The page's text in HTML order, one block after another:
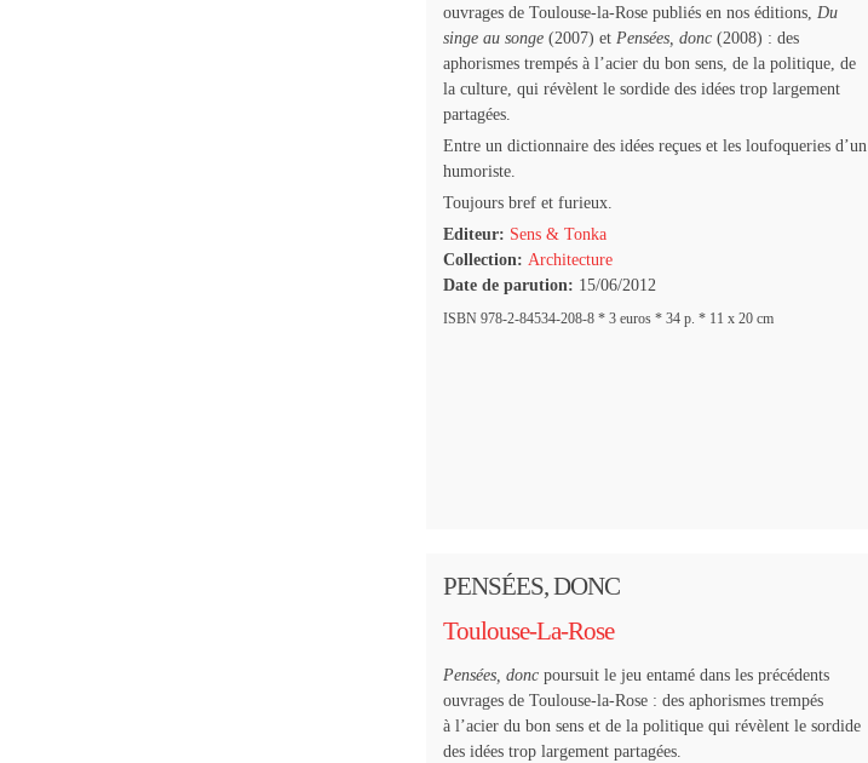
ouvrages de Toulouse-la-Rose publiés en nos éditions, Du
singe au songe (2007) et Pensées, donc (2008) : des
aphorismes trempés à l’acier du bon sens, de la politique, de
la culture, qui révèlent le sordide des idées trop largement
partagées.
Entre un dictionnaire des idées reçues et les loufoqueries d’un
humoriste.
Toujours bref et furieux.
Editeur: Sens & Tonka
Collection: Architecture
Date de parution: 15/06/2012
ISBN 978-2-84534-208-8 * 3 euros * 34 p. * 11 x 20 cm
PENSÉES, DONC
Toulouse-La-Rose
Pensées, donc poursuit le jeu entamé dans les précédents
ouvrages de Toulouse-la-Rose : des aphorismes trempés
à l’acier du bon sens et de la politique qui révèlent le sordide
des idées trop largement partagées.